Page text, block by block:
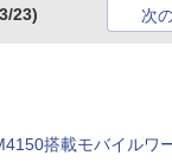
23) 次
搭載モバイルワ